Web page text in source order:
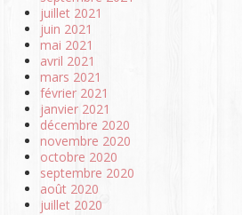
juillet 2021
juin 2021
mai 2021
avril 2021
mars 2021
février 2021
janvier 2021
décembre 2020
novembre 2020
octobre 2020
septembre 2020
août 2020
juillet 2020